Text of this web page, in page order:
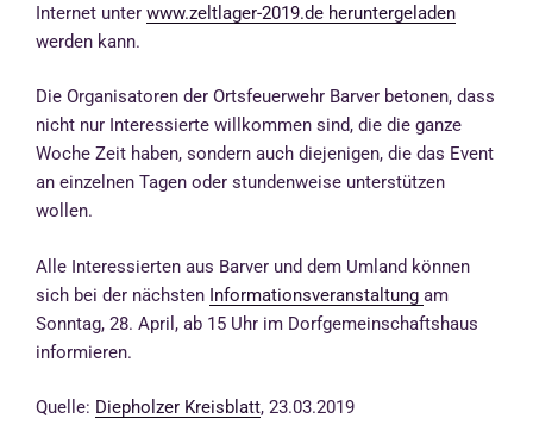
Internet unter www.zeltlager-2019.de heruntergeladen
werden kann.
Die Organisatoren der Ortsfeuerwehr Barver betonen, dass
nicht nur Interessierte willkommen sind, die die ganze
Woche Zeit haben, sondern auch diejenigen, die das Event
an einzelnen Tagen oder stundenweise unterstützen
wollen.
Alle Interessierten aus Barver und dem Umland können
sich bei der nächsten Informationsveranstaltung am
Sonntag, 28. April, ab 15 Uhr im Dorfgemeinschaftshaus
informieren.
Quelle: Diepholzer Kreisblatt, 23.03.2019